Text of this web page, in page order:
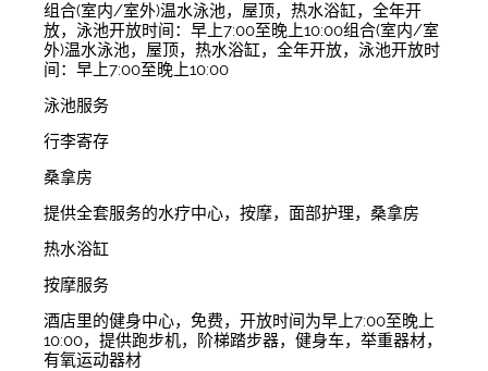
组合(室内/室外)温水泳池，屋顶，热水浴缸，全年开
放，泳池开放时间：早上7:00至晚上10:00组合(室内/室
外)温水泳池，屋顶，热水浴缸，全年开放，泳池开放时
间：早上7:00至晚上10:00
泳池服务
行李寄存
桑拿房
提供全套服务的水疗中心，按摩，面部护理，桑拿房
热水浴缸
按摩服务
酒店里的健身中心，免费，开放时间为早上7:00至晚上
10:00，提供跑步机，阶梯踏步器，健身车，举重器材，
有氧运动器材